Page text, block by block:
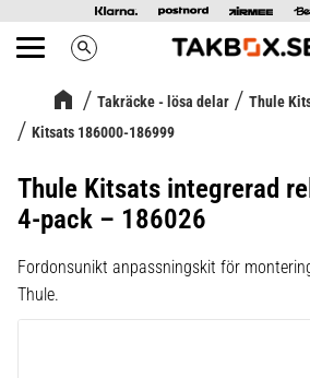
Meny search
Takräcke - lösa delar
Thule
Kitsats 186000-186999
Thule Kitsats integrerad
4-pack – 186026
Fordonsunikt anpassningskit för
Thule.